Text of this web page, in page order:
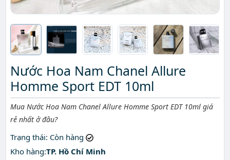
Nước Hoa Nam Chanel Allure
Homme Sport EDT 10ml
Mô tả ngắn
Mua Nước Hoa Nam Chanel Allure Homme Sport EDT 10ml giá
rẻ nhất ở đâu?
Trạng thái: Còn hàng
Kho hàng:TP. Hồ Chí Minh